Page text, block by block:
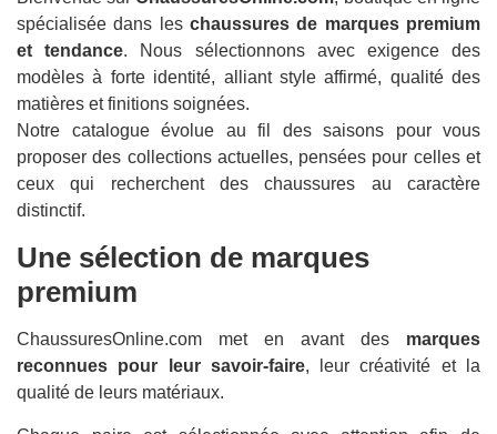
spécialisée dans les chaussures de marques premium
et tendance. Nous sélectionnons avec exigence des
modèles à forte identité, alliant style affirmé, qualité des
matières et finitions soignées.
Notre catalogue évolue au fil des saisons pour vous
proposer des collections actuelles, pensées pour celles et
ceux qui recherchent des chaussures au caractère
distinctif.
Une sélection de marques
premium
ChaussuresOnline.com met en avant des marques
reconnues pour leur savoir-faire, leur créativité et la
qualité de leurs matériaux.